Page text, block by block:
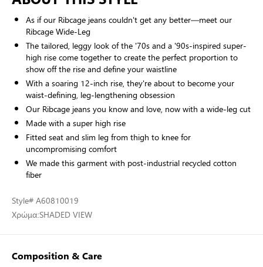
As if our Ribcage jeans couldn't get any better—meet our
Ribcage Wide-Leg
The tailored, leggy look of the '70s and a '90s-inspired super-
high rise come together to create the perfect proportion to
show off the rise and define your waistline
With a soaring 12-inch rise, they're about to become your
waist-defining, leg-lengthening obsession
Our Ribcage jeans you know and love, now with a wide-leg cut
Made with a super high rise
Fitted seat and slim leg from thigh to knee for
uncompromising comfort
We made this garment with post-industrial recycled cotton
fiber
Style# A60810019
Χρώμα:SHADED VIEW
Composition & Care